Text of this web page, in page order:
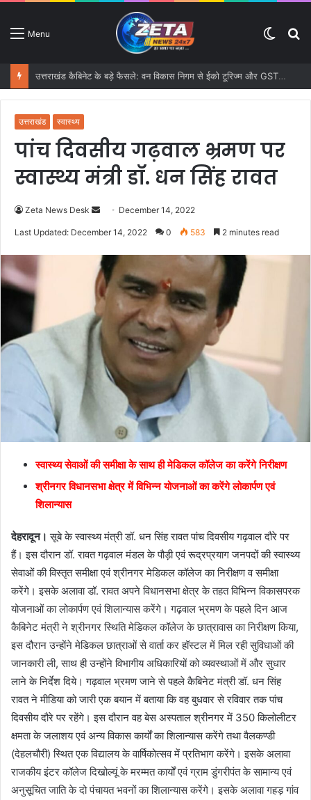
Menu
Switch
उत्तराखंड कैबिनेट के बड़े फैसले: वन विकास निगम से ईको टूरिज्म और GST तक कई प्रस्तावों को मंजूरी
उत्तराखंड स्वास्थ्य
पांच दिवसीय गढ़वाल भ्रमण पर
स्वास्थ्य मंत्री डॉ. धन सिंह रावत
Zeta News Desk
d
a
n
m
a
December 14, 2022
Last Updated: December 14, 2022 0 583 2 minutes read
स्वास्थ्य सेवाओं की समीक्षा के साथ ही मेडिकल कॉलेज का करेंगे निरीक्षण
श्रीनगर विधानसभा क्षेत्र में विभिन्न योजनाओं का करेंगे लोकार्पण एवं
शिलान्यास
देहरादून। सूबे के स्वास्थ्य मंत्री डॉ. धन सिंह रावत पांच दिवसीय गढ़वाल दौरे पर
हैं। इस दौरान डॉ. रावत गढ़वाल मंडल के पौड़ी एवं रूद्रप्रयाग जनपदों की स्वास्थ्य
सेवाओं की विस्तृत समीक्षा एवं श्रीनगर मेडिकल कॉलेज का निरीक्षण व समीक्षा
करेंगे। इसके अलावा डॉ. रावत अपने विधानसभा क्षेत्र के तहत विभिन्न विकासपरक
योजनाओं का लोकार्पण एवं शिलान्यास करेंगे। गढ़वाल भ्रमण के पहले दिन आज
कैबिनेट मंत्री ने श्रीनगर स्थिति मेडिकल कॉलेज के छात्रावास का निरीक्षण किया,
इस दौरान उन्होंने मेडिकल छात्राओं से वार्ता कर हॉस्टल में मिल रही सुविधाओं की
जानकारी ली, साथ ही उन्होंने विभागीय अधिकारियों को व्यवस्थाओं में और सुधार
लाने के निर्देश दिये। गढ़वाल भ्रमण जाने से पहले कैबिनेट मंत्री डॉ. धन सिंह
रावत ने मीडिया को जारी एक बयान में बताया कि वह बुधवार से रविवार तक पांच
दिवसीय दौरे पर रहेंगे। इस दौरान वह बेस अस्पताल श्रीनगर में 350 किलोलीटर
क्षमता के जलाशय एवं अन्य विकास कार्यों का शिलान्यास करेंगे तथा वैलकण्डी
(देहलचौरी) स्थित एक विद्यालय के वार्षिकोत्सव में प्रतिभाग करेंगे। इसके अलावा
राजकीय इंटर कॉलेज दिखोल्यूं के मरम्मत कार्यों एवं ग्राम डुंगरीपंत के सामान्य एवं
अनुसूचित जाति के दो पंचायत भवनों का शिलान्यास करेंगे। इसके अलावा गहड़ गांव